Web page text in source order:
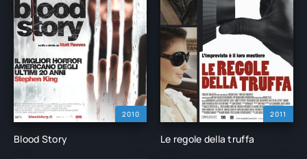
2010
Blood Story
2011
Le regole della truffa